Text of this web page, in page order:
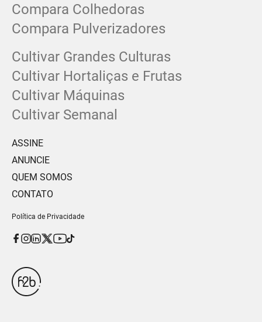
Compara Colhedoras
Compara Pulverizadores
Cultivar Grandes Culturas
Cultivar Hortaliças e Frutas
Cultivar Máquinas
Cultivar Semanal
ASSINE
ANUNCIE
QUEM SOMOS
CONTATO
Política de Privacidade